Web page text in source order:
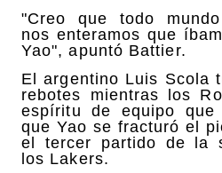
"Creo que todo
nos enteramos que
Yao", apuntó Battier.
El argentino Luis Scola
rebotes mientras los
espíritu de equipo que
que Yao se fracturó el
el tercer partido de la
los Lakers.